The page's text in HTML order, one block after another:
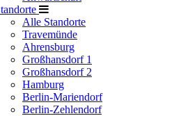
Alle Standorte
Travemünde
Ahrensburg
Großhansdorf 1
Großhansdorf 2
Hamburg
Berlin-Mariendorf
Berlin-Zehlendorf